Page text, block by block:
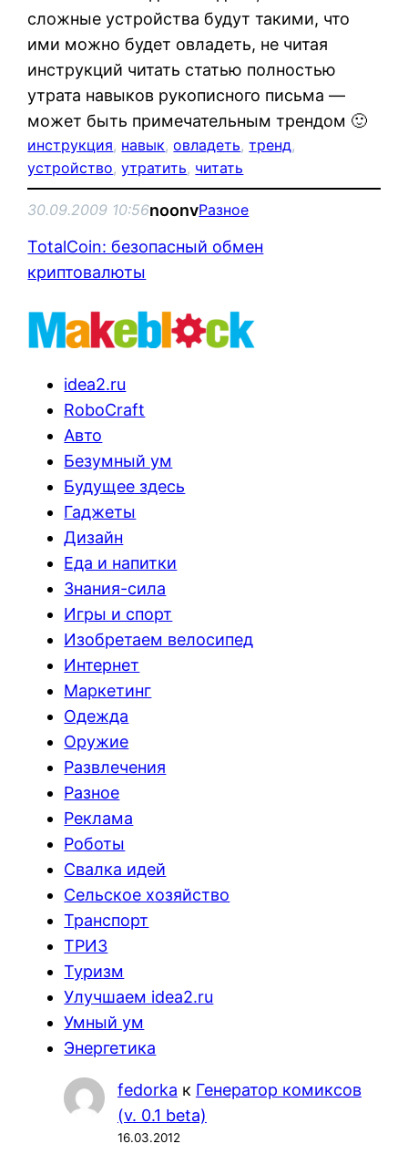
сложные устройства будут такими, что
ими можно будет овладеть, не читая
инструкций читать статью полностью
утрата навыков рукописного письма —
может быть примечательным трендом 🙂
инструкция, навык, овладеть, тренд
устройство, утратить, читать
30.09.2009 10:56noonvРазное
TotalCoin: безопасный обмен
криптовалюты
idea2.ru
RoboCraft
Авто
Безумный ум
Будущее здесь
Гаджеты
Дизайн
Еда и напитки
Знания-сила
Игры и спорт
Изобретаем велосипед
Интернет
Маркетинг
Одежда
Оружие
Развлечения
Разное
Реклама
Роботы
Свалка идей
Сельское хозяйство
Транспорт
ТРИЗ
Туризм
Улучшаем idea2.ru
Умный ум
Энергетика
fedorka к Генератор комиксов
(v. 0.1 beta)
16.03.2012